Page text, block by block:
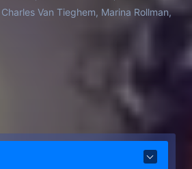
Van Tieghem, Marina Rollman,